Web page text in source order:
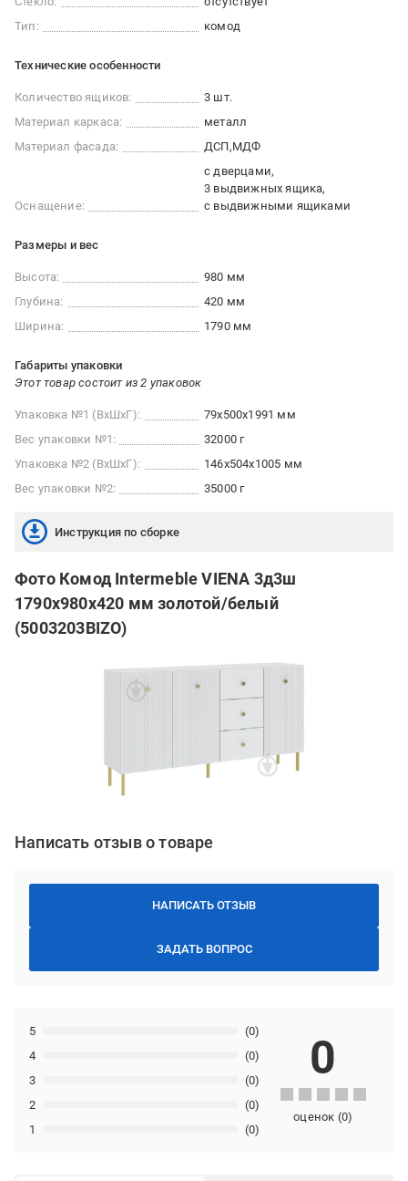
Тип:
комод
Технические особенности
Количество ящиков:
3 шт.
Материал каркаса:
металл
Материал фасада:
ДСП МДФ
Оснащение:
с дверцами
3 выдвижных ящика
с выдвижными ящиками
Размеры и вес
Высота:
980 мм
Глубина:
420 мм
Ширина:
1790 мм
Габариты упаковки
Этот товар состоит из 2 упаковок
Упаковка №1 (ВхШхГ):
79x500x1991 мм
Вес упаковки №1:
32000 г
Упаковка №2 (ВхШхГ):
146x504x1005 мм
Вес упаковки №2:
35000 г
Инструкция по сборке
Фото Комод Intermeble VIENA 3д3ш
1790x980x420 мм золотой/белый
(5003203BIZO)
Написать отзыв о товаре
НАПИСАТЬ ОТЗЫВ
ЗАДАТЬ ВОПРОС
1 (0)
2 (0)
3 (0)
4 (0)
5 (0)
0
оценок (0)